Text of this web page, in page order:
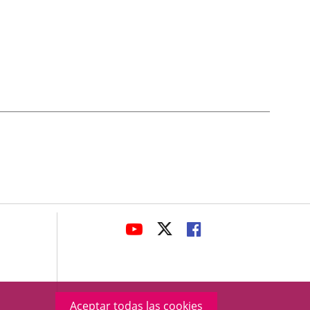
Aceptar todas las cookies
ENLACE
APLICACIÓN
EXTERNA.
ENLACE
APLICACIÓN
EXTERNA.
ENLACE
APLICACIÓN
EXTERNA.